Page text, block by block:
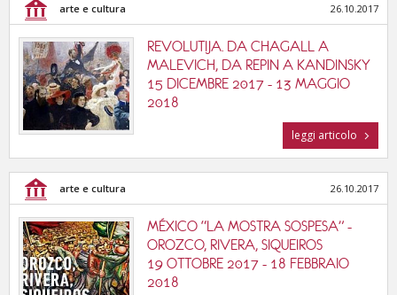
arte e cultura 26.10.2017
REVOLUTIJA. DA CHAGALL A
MALEVICH, DA REPIN A KANDINSKY
15 DICEMBRE 2017 - 13 MAGGIO
2018
leggi articolo
arte e cultura 26.10.2017
MÉXICO “LA MOSTRA SOSPESA” -
OROZCO, RIVERA, SIQUEIROS
19 OTTOBRE 2017 - 18 FEBBRAIO
2018